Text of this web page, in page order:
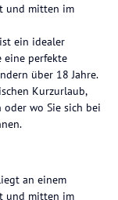
und mitten im
ein idealer
eine perfekte
über 18 Jahre.
Kurzurlaub,
wo Sie sich bei
an einem
und mitten im